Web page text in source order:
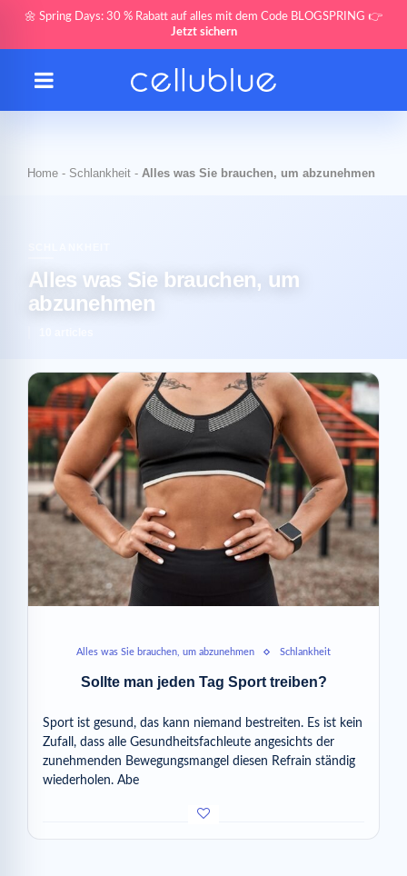
🌼 Spring Days: 30 % Rabatt auf alles mit dem Code BLOGSPRING 👉
Jetzt sichern
Home - Schlankheit - Alles was Sie brauchen, um abzunehmen
Alles was Sie brauchen, um
abzunehmen
Alles was Sie brauchen, um abzunehmen Schlankheit
Sollte man jeden Tag Sport treiben?
Sport ist gesund, das kann niemand bestreiten. Es ist kein
Zufall, dass alle Gesundheitsfachleute angesichts der
zunehmenden Bewegungsmangel diesen Refrain ständig
wiederholen. Abe